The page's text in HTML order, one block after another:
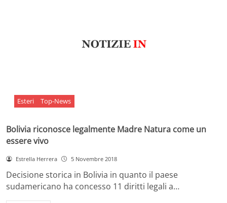
Esteri Top-News
Bolivia riconosce legalmente Madre Natura come un
essere vivo
Estrella Herrera 5 Novembre 2018
Decisione storica in Bolivia in quanto il paese
sudamericano ha concesso 11 diritti legali a…